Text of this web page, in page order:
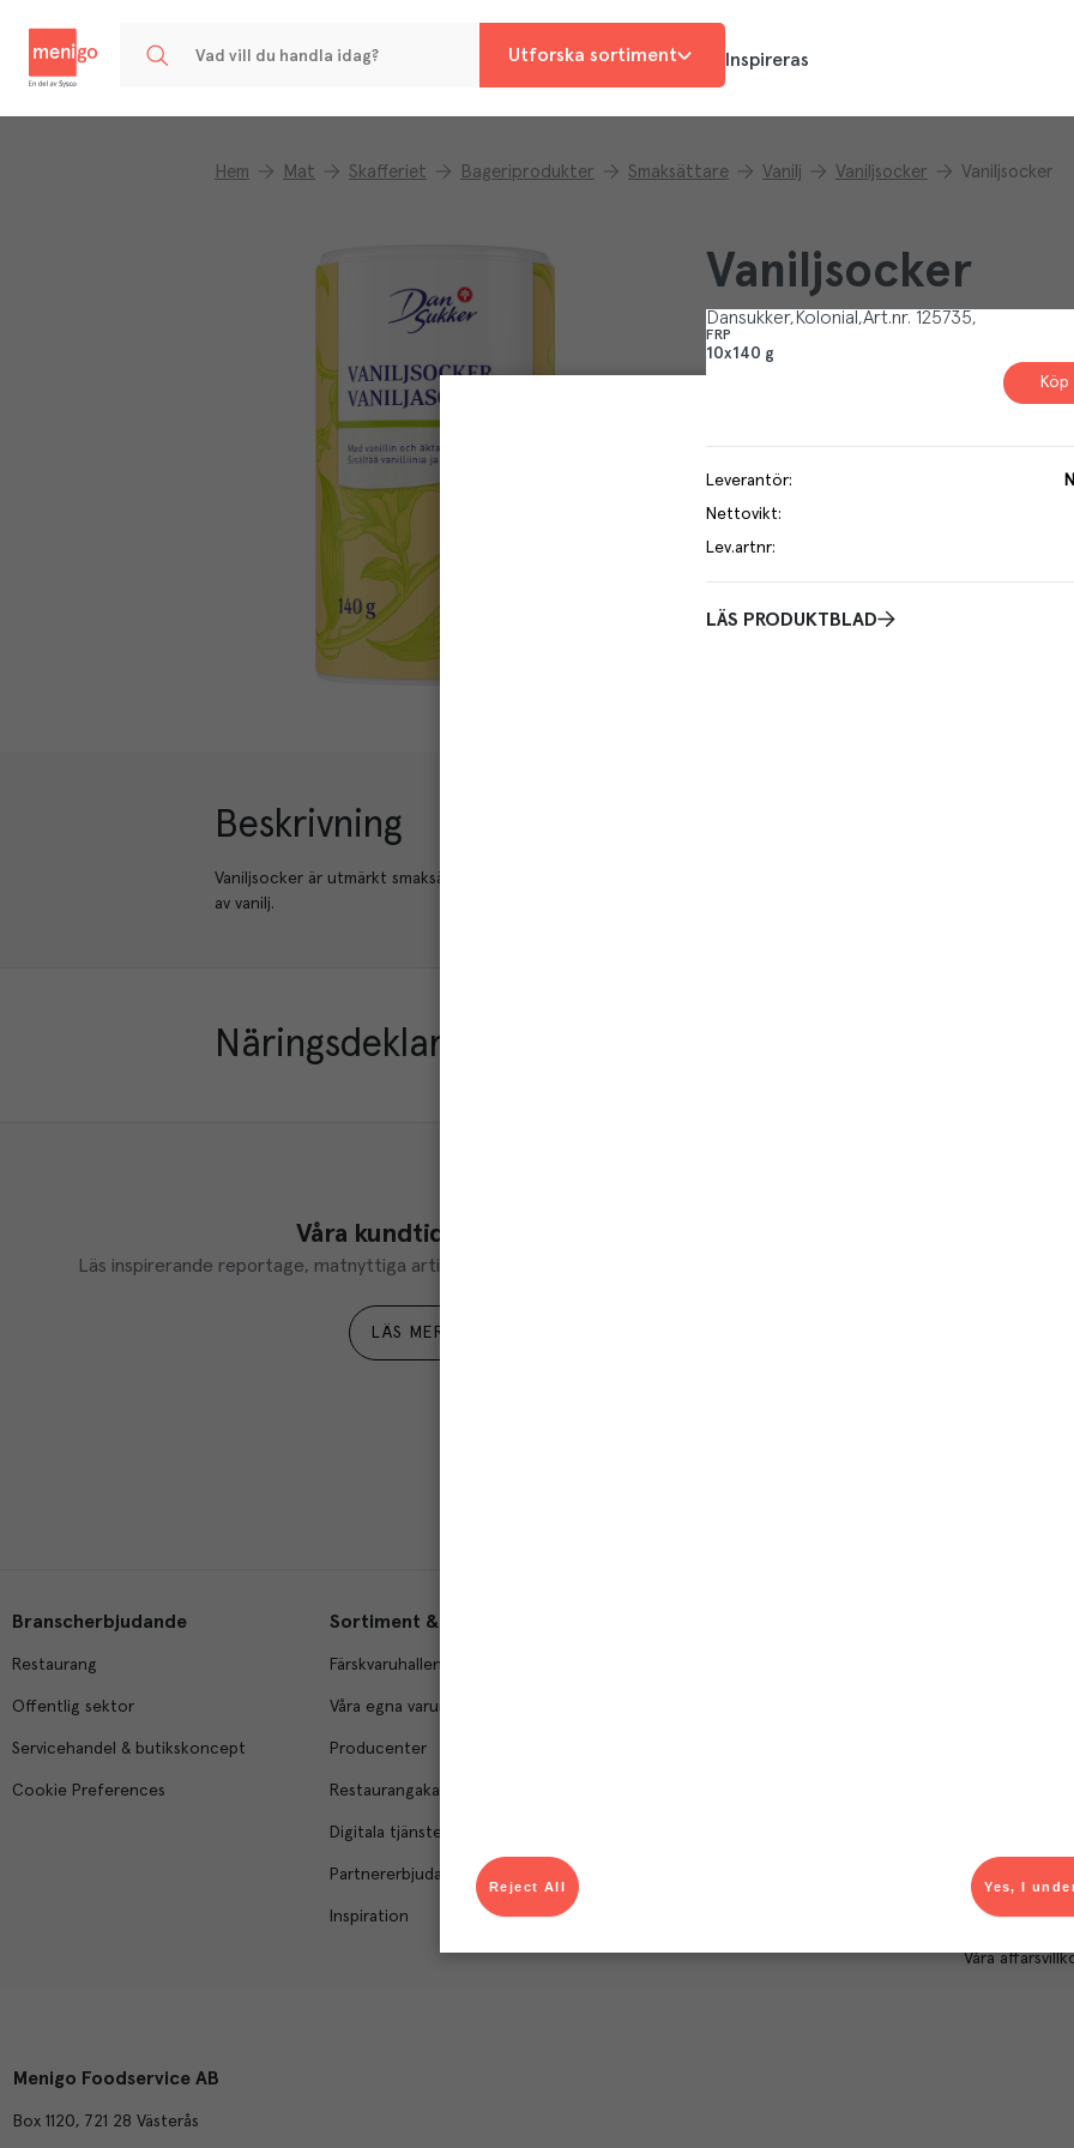
Utforska sortiment Inspireras
Hem Mat Skafferiet Bageriprodukter Smaksättare Vanilj Vaniljsocker Vaniljsocker
Vaniljsocker
Dansukker Kolonial Art.nr. 125735
FRP
10x140 g
Köp
Leverantör:
Nettovikt:
Lev.artnr:
LÄS PRODUKTBLAD
Beskrivning
Vaniljsocker är utmärkt smaksättare i kakor och desserter och har en framträdande, god smak
av vanilj.
Näringsdeklaration
Våra kundtidningar
Läs inspirerande reportage, matnyttiga artiklar och ta del av aktuella kampanjer.
LÄS MER
Du som är Menigo-
Branscherbjudande
Restaurang
Offentlig sektor
Servicehandel & butikskoncept
Cookie Preferences
Sortiment & tjänster
Färskvaruhallen
Våra egna varumärken
Producenter
Restaurangakademien
Digitala tjänster
Partnererbjudanden
Inspiration
Produktlarm
Våra
Menigo Foodservice AB
Box 1120, 721 28 Västerås
Yes, I
Reject All